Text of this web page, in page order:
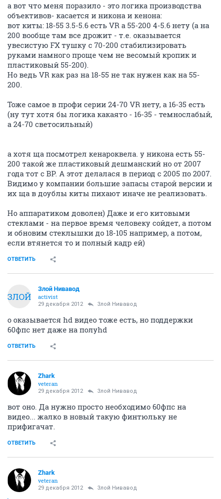
а вот что меня поразило - это логика производства
объективов- касается и никона и кенона:
вот киты: 18-55 3.5-5.6 есть VR а 55-200 4-5.6 нету (а на
200 вообще там все дрожит - т.е. оказывается
увесистую FX тушку с 70-200 стабилизировать
руками намного проще чем не весомый кропик и
пластиковый 55-200).
Но ведь VR как раз на 18-55 не так нужен как на 55-
200.
Тоже самое в профи серии 24-70 VR нету, а 16-35 есть
(ну тут хотя бы логика какаято - 16-35 - темнослабый,
а 24-70 светосильный)
а хотя ща посмотрел кенароквела. у никона есть 55-
200 такой же пластиковый дешманский но от 2007
года тот с ВР. А этот делалася в период с 2005 по 2007.
Видимо у компании большие запасы старой версии и
их ща в доублы киты пихают иначе не реализовать.
Но аппаратиком доволен) Даже и его китовыми
стеклами - на первое время человеку сойдет, а потом
и обновим стеклышки до 18-105 например, а потом,
если втянется то и полный кадр ей)
ОТВЕТИТЬ
ЗЛОЙ
Злой Нивавод
activist
29 декабря 2012 Злой Нивавод
о оказывается hd видео тоже есть, но поддержки
60фпс нет даже на полуhd
ОТВЕТИТЬ
Zhark
veteran
29 декабря 2012 Злой Нивавод
вот оно. Да нужно просто необходимо 60фпс на
видео... жалко в новый такую финтюльку не
прифигачат.
ОТВЕТИТЬ
Zhark
veteran
29 декабря 2012 Злой Нивавод